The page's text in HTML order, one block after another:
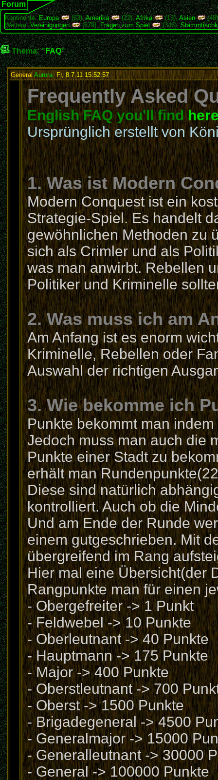
Forum
Kontinente:Europa (63),Amerika (22),Afrika (13),Asien
Weitere:Vereinigungen (679),Fragen zum Spiel (346),
Thema: "FAQ"
General Aurora,Fr, 8.7.11 15:52:57:
Frequently Asked
English FAQ you'll find
Ursprünglich erstellt von
1. Was ist Modern
Modern Conquest ist ein
Strategie-Spiel. Es handelt
gewöhnlichen Methoden zu
sich als Crimler und als
was man anwirbt. Rebellen
Politiker und Kriminelle
2. Was muss ich am
Am Anfang ist es enorm
Kriminelle, Rebellen oder
Auswahl der richtigen
3. Wie bekomme ich
Punkte bekommt man
Jedoch muss man auch die
Punkte einer Stadt zu
erhält man
Diese sind natürlich
kontrolliert. Auch ob die
Und am Ende der Runde
einem gutgeschrieben. Mit
übergreifend im Rang
Hier mal eine Übersicht(der
Rangpunkte man für einen
- Obergefreiter -> 1 Punkt
- Feldwebel -> 10 Punkte
- Oberleutnant -> 40 Punkte
- Hauptmann -> 175 Punkte
- Major -> 400 Punkte
- Oberstleutnant -> 700
- Oberst -> 1500 Punkte
- Brigadegeneral -> 4500
- Generalmajor -> 15000
- Generalleutnant -> 30000
- General -> 100000 Punkte